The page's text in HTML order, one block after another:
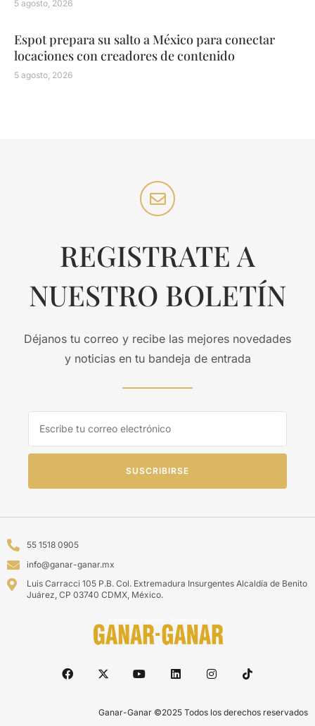
5 agosto, 2026
Espot prepara su salto a México para conectar
locaciones con creadores de contenido
5 agosto, 2026
REGISTRATE A
NUESTRO BOLETÍN
Déjanos tu correo y recibe las mejores novedades
y noticias en tu bandeja de entrada
SUSCRIBIRSE
55 1518 0905
info@ganar-ganar.mx
Luis Carracci 105 P.B. Col. Extremadura Insurgentes Alcaldía de Benito
Juárez, CP 03740 CDMX, México.
Ganar-Ganar ©2025 Todos los derechos reservados